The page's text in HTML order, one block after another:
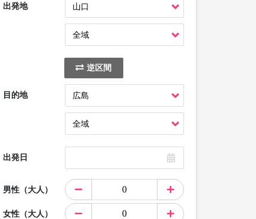
出発地
逆区間
目的地
出発日
男性（大人）
女性（大人）